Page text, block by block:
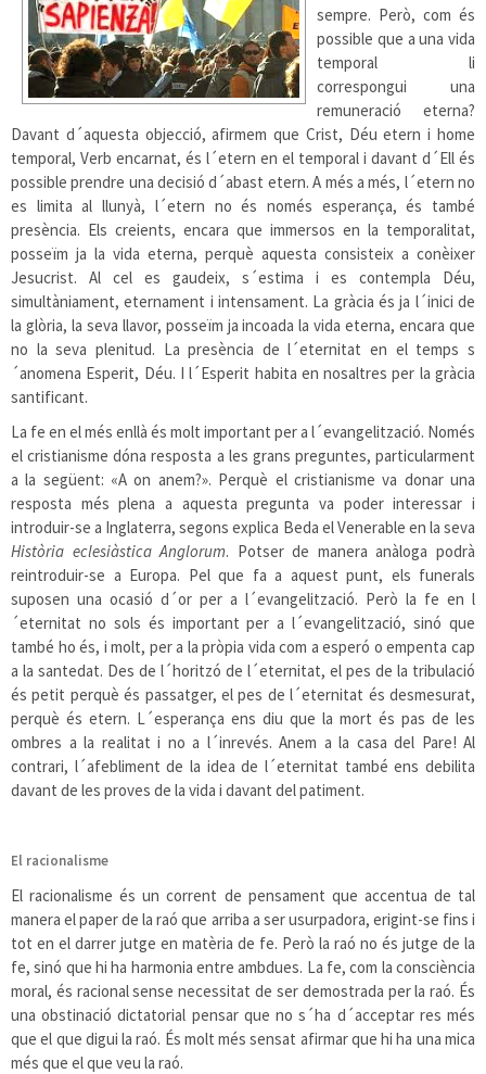
sempre. Però, com és
possible que a una vida
temporal li
correspongui una
remuneració eterna?
Davant d´aquesta objecció, afirmem que Crist, Déu etern i home
temporal, Verb encarnat, és l´etern en el temporal i davant d´Ell és
possible prendre una decisió d´abast etern. A més a més, l´etern no
es limita al llunyà, l´etern no és només esperança, és també
presència. Els creients, encara que immersos en la temporalitat,
posseïm ja la vida eterna, perquè aquesta consisteix a conèixer
Jesucrist. Al cel es gaudeix, s´estima i es contempla Déu,
simultàniament, eternament i intensament. La gràcia és ja l´inici de
la glòria, la seva llavor, posseïm ja incoada la vida eterna, encara que
no la seva plenitud. La presència de l´eternitat en el temps s
´anomena Esperit, Déu. I l´Esperit habita en nosaltres per la gràcia
santificant.
La fe en el més enllà és molt important per a l´evangelització. Només
el cristianisme dóna resposta a les grans preguntes, particularment
a la següent: «A on anem?». Perquè el cristianisme va donar una
resposta més plena a aquesta pregunta va poder interessar i
introduir-se a Inglaterra, segons explica Beda el Venerable en la seva
Història eclesiàstica Anglorum. Potser de manera anàloga podrà
reintroduir-se a Europa. Pel que fa a aquest punt, els funerals
suposen una ocasió d´or per a l´evangelització. Però la fe en l
´eternitat no sols és important per a l´evangelització, sinó que
també ho és, i molt, per a la pròpia vida com a esperó o empenta cap
a la santedat. Des de l´horitzó de l´eternitat, el pes de la tribulació
és petit perquè és passatger, el pes de l´eternitat és desmesurat,
perquè és etern. L´esperança ens diu que la mort és pas de les
ombres a la realitat i no a l´inrevés. Anem a la casa del Pare! Al
contrari, l´afebliment de la idea de l´eternitat també ens debilita
davant de les proves de la vida i davant del patiment.
El racionalisme
El racionalisme és un corrent de pensament que accentua de tal
manera el paper de la raó que arriba a ser usurpadora, erigint-se fins i
tot en el darrer jutge en matèria de fe. Però la raó no és jutge de la
fe, sinó que hi ha harmonia entre ambdues. La fe, com la consciència
moral, és racional sense necessitat de ser demostrada per la raó. És
una obstinació dictatorial pensar que no s´ha d´acceptar res més
que el que digui la raó. És molt més sensat afirmar que hi ha una mica
més que el que veu la raó.